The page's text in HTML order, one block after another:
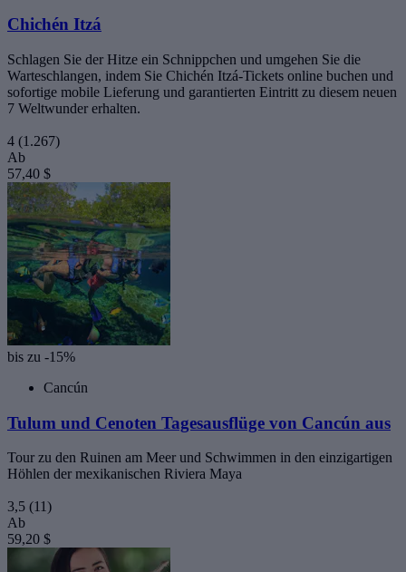
Chichén Itzá
Schlagen Sie der Hitze ein Schnippchen und umgehen Sie die
Warteschlangen, indem Sie Chichén Itzá-Tickets online buchen und
sofortige mobile Lieferung und garantierten Eintritt zu diesem neuen
7 Weltwunder erhalten.
4 (1.267)
Ab
57,40 $
bis zu -15%
Cancún
Tulum und Cenoten Tagesausflüge von Cancún aus
Tour zu den Ruinen am Meer und Schwimmen in den einzigartigen
Höhlen der mexikanischen Riviera Maya
3,5 (11)
Ab
59,20 $